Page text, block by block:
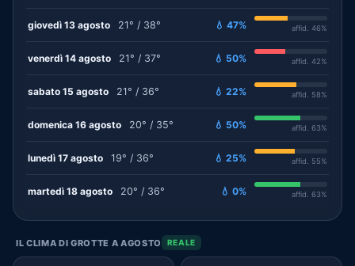
giovedì 13 agosto 21° / 38° 💧 47% affid. 46%
venerdì 14 agosto 21° / 37° 💧 50% affid. 42%
sabato 15 agosto 21° / 36° 💧 22% affid. 58%
domenica 16 agosto 20° / 35° 💧 50% affid. 63%
lunedì 17 agosto 19° / 36° 💧 25% affid. 55%
martedì 18 agosto 20° / 36° 💧 0% affid. 63%
IL CLIMA DI GROTTE A AGOSTO REALE